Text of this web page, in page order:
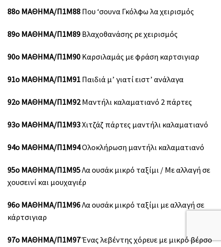
88ο ΜΑΘΗΜΑ/Π1Μ88 Που ‘σουνα Γκόλφω λα χειρισμός
89ο ΜΑΘΗΜΑ/Π1Μ89 Βλαχοθανάσης ρε χειρισμός
90o ΜΑΘΗΜΑ/Π1Μ90 Καρσιλαμάς με φράση καρτσιγιαρ
91ο ΜΑΘΗΜΑ/Π1Μ91 Παιδιά μ’ γιατί ειστ’ ανάλαγα
92ο ΜΑΘΗΜΑ/Π1Μ92Μαντήλι καλαματιανό 2 πάρτες
93ο ΜΑΘΗΜΑ/Π1Μ93Χιτζάζ πάρτες μαντήλι καλαματιανό
94ο ΜΑΘΗΜΑ/Π1Μ94Ολοκλήρωση μαντήλι καλαματιανό
95ο ΜΑΘΗΜΑ/Π1Μ95Λα ουσάκ μικρό ταξίμι / Με αλλαγή σε
χουσεινί και μουχαγιέρ
96ο ΜΑΘΗΜΑ/Π1Μ96Λα ουσάκ μικρό ταξίμι με αλλαγή σε
κάρτσιγιαρ
97ο ΜΑΘΗΜΑ/Π1Μ97Ένας λεβέντης χόρευε με μικρό βέρσο